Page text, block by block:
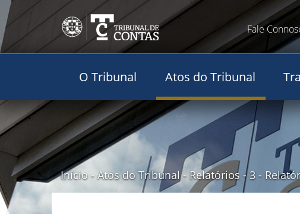
Fale
O Tribunal Atos do Tribunal
Início - Atos do Tribunal - Relatórios - 3 -